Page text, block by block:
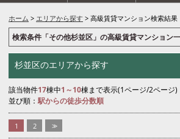
ホーム エリアから探す 高級賃貸マンション検索結果
検索条件「その他杉並区」の高級賃貸マンション
杉並区のエリアから探す
該当物件17棟中1～10棟まで表示(1ページ/2ページ)
並び順：駅からの徒歩分数順
1 2 >>